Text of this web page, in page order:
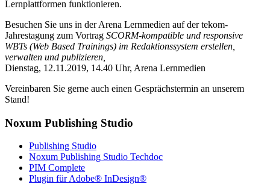
Lernplattformen funktionieren.
Besuchen Sie uns in der Arena Lernmedien auf der tekom-
Jahrestagung zum Vortrag SCORM-kompatible und responsive
WBTs (Web Based Trainings) im Redaktionssystem erstellen,
verwalten und publizieren,
Dienstag, 12.11.2019, 14.40 Uhr, Arena Lernmedien
Vereinbaren Sie gerne auch einen Gesprächstermin an unserem
Stand!
Noxum Publishing Studio
Publishing Studio
Noxum Publishing Studio Techdoc
PIM Complete
Plugin für Adobe® InDesign®